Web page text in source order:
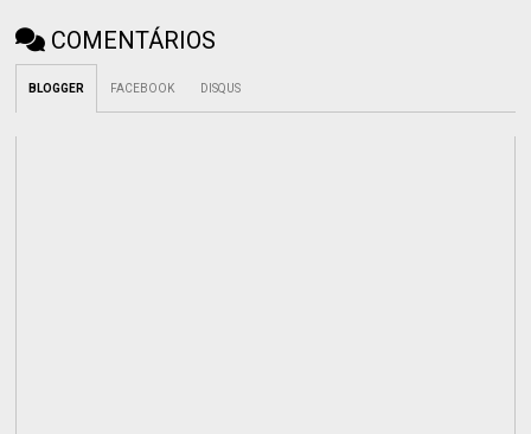
COMENTÁRIOS
BLOGGER FACEBOOK DISQUS